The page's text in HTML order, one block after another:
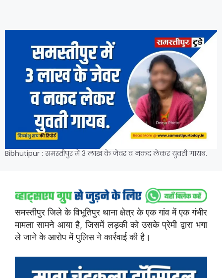
Bibhutipur : समस्तीपुर में 3 लाख के जेवर व नकद लेकर युवती गायब.
समस्तीपुर जिले के विभूतिपुर थाना क्षेत्र के एक गांव में एक गंभीर
मामला सामने आया है, जिसमें लड़की को उसके प्रेमी द्वारा भगा
ले जाने के आरोप में पुलिस ने कार्रवाई की है।